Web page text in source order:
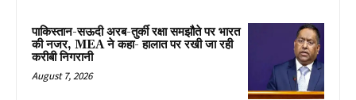
पाकिस्तान-सऊदी अरब-तुर्की रक्षा समझौते पर भारत
की नजर, MEA ने कहा- हालात पर रखी जा रही
करीबी निगरानी
August 7, 2026